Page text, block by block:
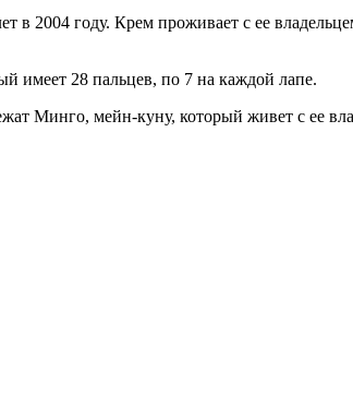
в 2004 году. Крем проживает с ее
имеет 28 пальцев, по 7 на каждой лапе.
Минго, мейн-куну, который живет с ее